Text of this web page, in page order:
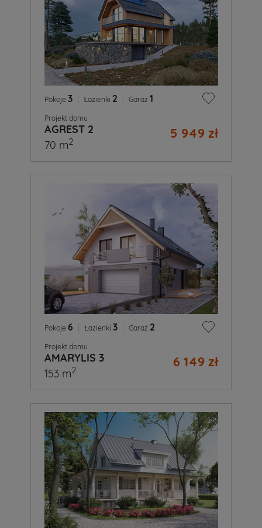
Pokoje 3 Łazienki 2 Garaż 1
Projekt domu
AGREST 2 5 949 zł
70 m2
Pokoje 6 Łazienki 3 Garaż 2
Projekt domu
AMARYLIS 3 6 149 zł
153 m2